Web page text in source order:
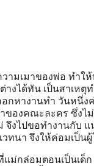
มเมาของพ่อ ทําให้
งได้ทัน เป็นสาเหตุ
กหางานทํา วันหนึ่ง
าของคณะละคร ซึ่ง
จึงไปขอทํางานกับ
ทนา จึงให้ค่อมเป็น
แม่กล่อมตอนเป็นเด็